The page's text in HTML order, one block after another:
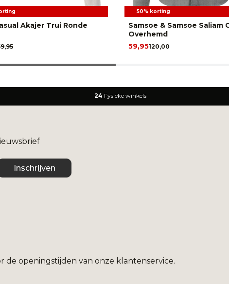
Akajer Trui Ronde
50% korting
Samsoe & Samsoe Saliam
Overhemd
120,00
59,95
24 Fysieke winkels
Inschrijven
de openingstijden van onze klantenservice.